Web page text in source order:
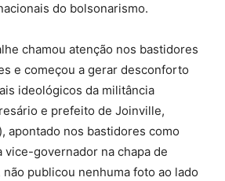
do bolsonarismo.
chamou atenção nos bastidores
e começou a gerar desconforto
ideológicos da militância
e prefeito de Joinville,
apontado nos bastidores como
vice-governador na chapa de
publicou nenhuma foto ao lado